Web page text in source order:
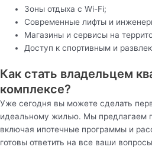
Зоны отдыха с Wi-Fi;
Современные лифты и
Магазины и сервисы на
Доступ к спортивным и
Как стать владельцем
комплексе?
Уже сегодня вы можете сделать
идеальному жилью. Мы предлагаем
включая ипотечные программы и
готовы ответить на все ваши